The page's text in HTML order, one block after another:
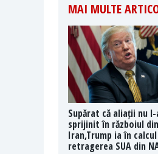
MAI MULTE
Supărat că aliații nu
sprijinit în războiul din
Iran,Trump ia în calcul
retragerea SUA din